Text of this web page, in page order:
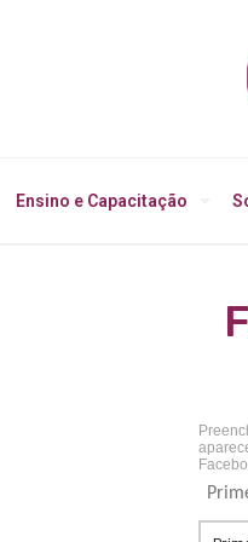
Ensino e Capacitação